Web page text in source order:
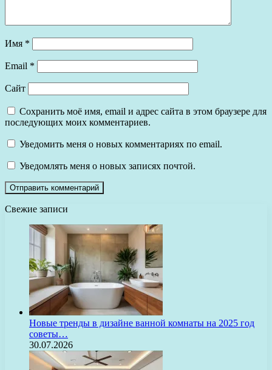
Имя *
Email *
Сайт
Сохранить моё имя, email и адрес сайта в этом браузере для
последующих моих комментариев.
Уведомить меня о новых комментариях по email.
Уведомлять меня о новых записях почтой.
Свежие записи
Новые тренды в дизайне ванной комнаты на 2025 год
советы…
30.07.2026